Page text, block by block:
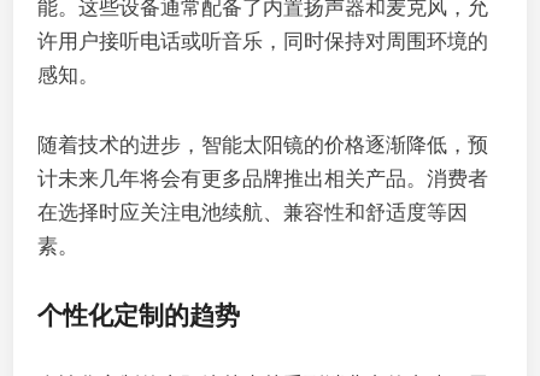
能。这些设备通常配备了内置扬声器和麦克风，允
许用户接听电话或听音乐，同时保持对周围环境的
感知。
随着技术的进步，智能太阳镜的价格逐渐降低，预
计未来几年将会有更多品牌推出相关产品。消费者
在选择时应关注电池续航、兼容性和舒适度等因
素。
个性化定制的趋势